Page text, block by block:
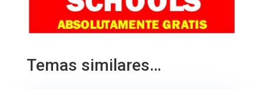
Temas similares…